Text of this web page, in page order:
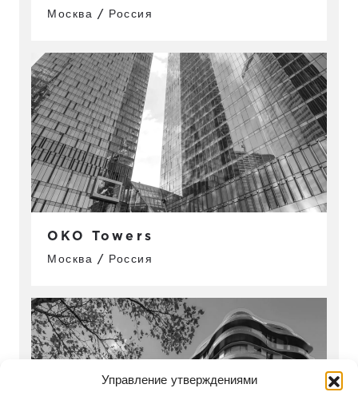
Управление утверждениями
Москва / Россия
OKO Towers
Москва / Россия